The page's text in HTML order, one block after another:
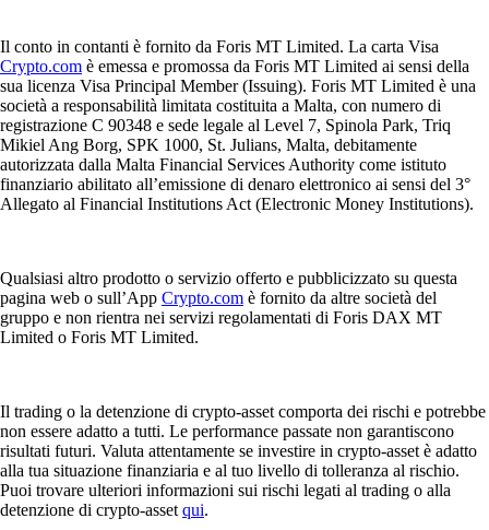
Il conto in contanti è fornito da Foris MT Limited. La carta Visa
Crypto.com è emessa e promossa da Foris MT Limited ai sensi della
sua licenza Visa Principal Member (Issuing). Foris MT Limited è una
società a responsabilità limitata costituita a Malta, con numero di
registrazione C 90348 e sede legale al Level 7, Spinola Park, Triq
Mikiel Ang Borg, SPK 1000, St. Julians, Malta, debitamente
autorizzata dalla Malta Financial Services Authority come istituto
finanziario abilitato all’emissione di denaro elettronico ai sensi del 3°
Allegato al Financial Institutions Act (Electronic Money Institutions).
Qualsiasi altro prodotto o servizio offerto e pubblicizzato su questa
pagina web o sull’App Crypto.com è fornito da altre società del
gruppo e non rientra nei servizi regolamentati di Foris DAX MT
Limited o Foris MT Limited.
Il trading o la detenzione di crypto-asset comporta dei rischi e potrebbe
non essere adatto a tutti. Le performance passate non garantiscono
risultati futuri. Valuta attentamente se investire in crypto-asset è adatto
alla tua situazione finanziaria e al tuo livello di tolleranza al rischio.
Puoi trovare ulteriori informazioni sui rischi legati al trading o alla
detenzione di crypto-asset qui.